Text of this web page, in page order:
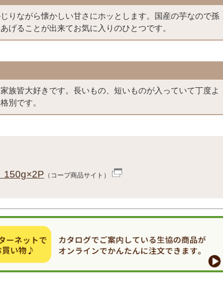
りながら懐かしい甘さにホッとします。国産の芋なので孫
げることが出来てお気に入りのひとつです。
族皆大好きです。長いもの、短いものが入っていて丁度よ
別です。
150g×2P （コープ商品サイト）